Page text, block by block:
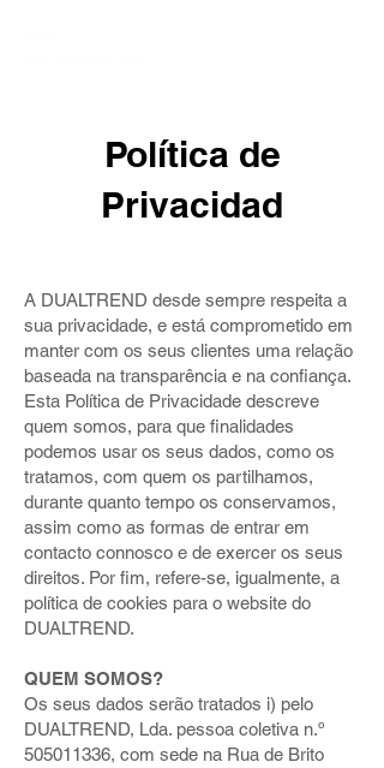
Política de
Privacidad
A DUALTREND desde sempre respeita a
sua privacidade, e está comprometido em
manter com os seus clientes uma relação
baseada na transparência e na confiança.
Esta Política de Privacidade descreve
quem somos, para que finalidades
podemos usar os seus dados, como os
tratamos, com quem os partilhamos,
durante quanto tempo os conservamos,
assim como as formas de entrar em
contacto connosco e de exercer os seus
direitos. Por fim, refere-se, igualmente, a
política de cookies para o website do
DUALTREND.
QUEM SOMOS?
Os seus dados serão tratados i) pelo
DUALTREND, Lda. pessoa coletiva n.º
505011336, com sede na Rua de Brito